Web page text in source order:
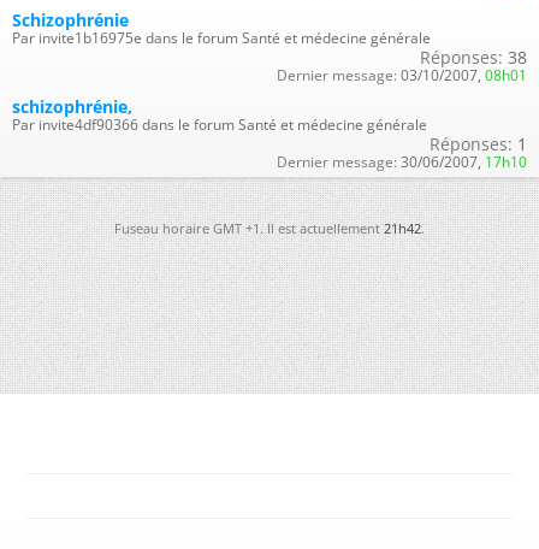
Schizophrénie
Par invite1b16975e dans le forum Santé et médecine générale
Réponses: 38
Dernier message: 03/10/2007, 08h01
schizophrénie,
Par invite4df90366 dans le forum Santé et médecine générale
Réponses: 1
Dernier message: 30/06/2007, 17h10
Fuseau horaire GMT +1. Il est actuellement21h42.